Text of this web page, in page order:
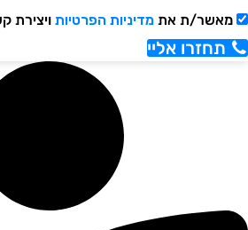
ת אתמדיניות הפרטיותויצירת קשר.
תחזרו אליי